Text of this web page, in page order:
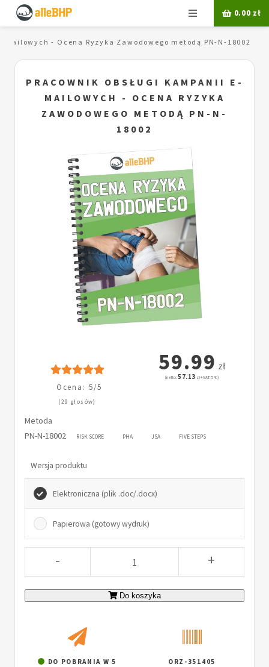
Menu 0.00 zł
- Ocena Ryzyka Zawodowego metodą PN-N-18002
PRACOWNIK OBSŁUGI KAMPANII E-
MAILOWYCH - OCENA RYZYKA
ZAWODOWEGO METODĄ PN-N-
18002
Ocena: 5/5
(29 głosów)
59.99 zł
(netto:57.13 zł + VAT: 5%)
Metoda
PN-N-18002
RISK SCORE PHA JSA FIVE STEPS
Wersja produktu
Elektroniczna (plik .doc/.docx)
Papierowa (gotowy wydruk)
- +
Do koszyka
DO POBRANIA W 5
ORZ-351405